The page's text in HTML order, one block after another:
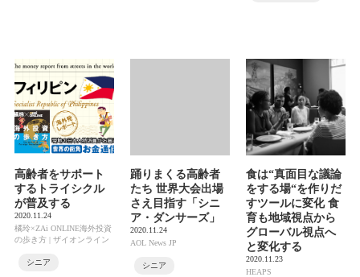
高齢者をサポート
するトライシクル
が普及する
2020.11.24
橘玲×ZAi ONLINE海外投資
の歩き方 | ザイオンライン
シニア
踊りまくる高齢者
たち 世界大会出場
さえ目指す「シニ
ア・ダンサーズ」
2020.11.24
AOL News JP
シニア
食は“真面目な議論
をする場“を作りだ
すツールに変化 食
育も地域視点から
グローバル視点へ
と変化する
2020.11.23
HEAPS